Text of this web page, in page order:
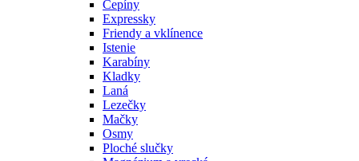
Cepíny
Expressky
Friendy a vklínence
Istenie
Karabíny
Kladky
Laná
Lezečky
Mačky
Osmy
Ploché slučky